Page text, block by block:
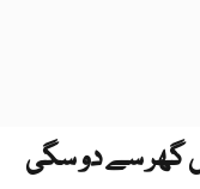
گھر سے دو سگی